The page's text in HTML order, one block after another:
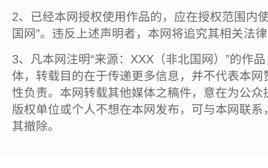
2、已经本网授权使用作品的，应在授权范围内
国网”。违反上述声明者，本网将追究其相关法
3、凡本网注明“来源：XXX（非北国网）”的作
体，转载目的在于传递更多信息，并不代表本
性负责。本网转载其他媒体之稿件，意在为公
版权单位或个人不想在本网发布，可与本网联
其撤除。